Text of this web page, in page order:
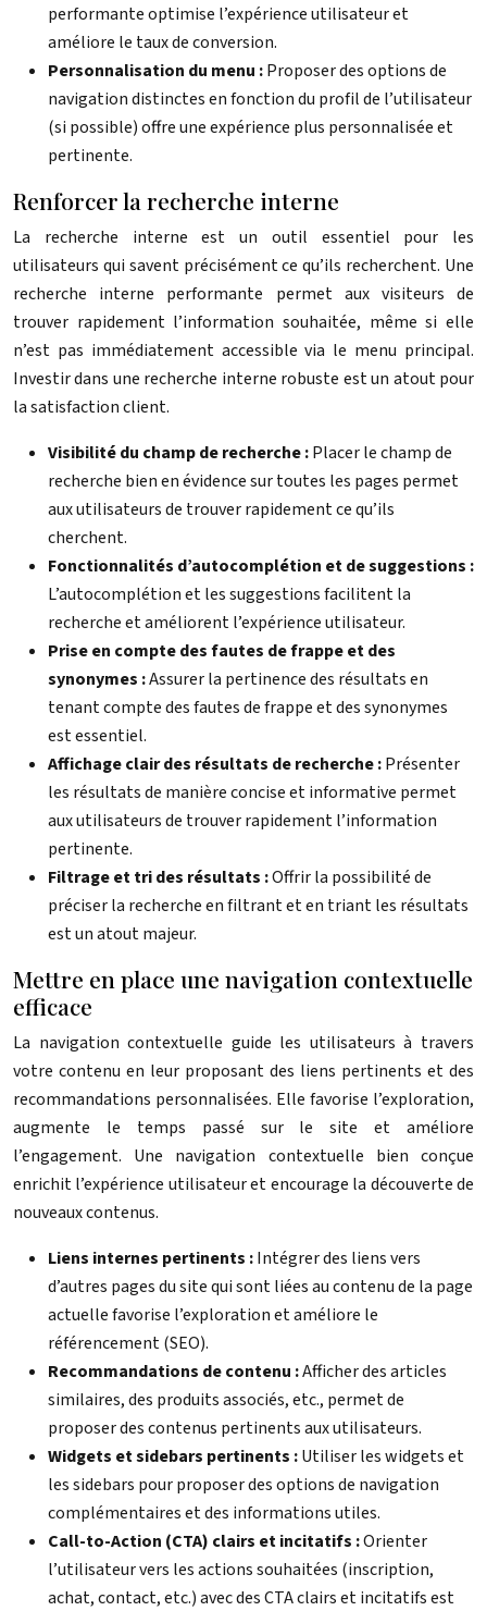
performante optimise l’expérience utilisateur et
améliore le taux de conversion.
Personnalisation du menu :Proposer des options de
navigation distinctes en fonction du profil de l’utilisateur
(si possible) offre une expérience plus personnalisée et
pertinente.
Renforcer la recherche interne
La recherche interne est un outil essentiel pour les
utilisateurs qui savent précisément ce qu’ils recherchent. Une
recherche interne performante permet aux visiteurs de
trouver rapidement l’information souhaitée, même si elle
n’est pas immédiatement accessible via le menu principal.
Investir dans une recherche interne robuste est un atout pour
la satisfaction client.
Visibilité du champ de recherche :Placer le champ de
recherche bien en évidence sur toutes les pages permet
aux utilisateurs de trouver rapidement ce qu’ils
cherchent.
Fonctionnalités d’autocomplétion et de suggestions :
L’autocomplétion et les suggestions facilitent la
recherche et améliorent l’expérience utilisateur.
Prise en compte des fautes de frappe et des
synonymes :Assurer la pertinence des résultats en
tenant compte des fautes de frappe et des synonymes
est essentiel.
Affichage clair des résultats de recherche :Présenter
les résultats de manière concise et informative permet
aux utilisateurs de trouver rapidement l’information
pertinente.
Filtrage et tri des résultats :Offrir la possibilité de
préciser la recherche en filtrant et en triant les résultats
est un atout majeur.
Mettre en place une navigation contextuelle
efficace
La navigation contextuelle guide les utilisateurs à travers
votre contenu en leur proposant des liens pertinents et des
recommandations personnalisées. Elle favorise l’exploration,
augmente le temps passé sur le site et améliore
l’engagement. Une navigation contextuelle bien conçue
enrichit l’expérience utilisateur et encourage la découverte de
nouveaux contenus.
Liens internes pertinents :Intégrer des liens vers
d’autres pages du site qui sont liées au contenu de la page
actuelle favorise l’exploration et améliore le
référencement (SEO).
Recommandations de contenu :Afficher des articles
similaires, des produits associés, etc., permet de
proposer des contenus pertinents aux utilisateurs.
Widgets et sidebars pertinents :Utiliser les widgets et
les sidebars pour proposer des options de navigation
complémentaires et des informations utiles.
Call-to-Action (CTA) clairs et incitatifs :Orienter
l’utilisateur vers les actions souhaitées (inscription,
achat, contact, etc.) avec des CTA clairs et incitatifs est